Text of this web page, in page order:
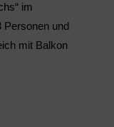
im
Personen und
mit Balkon